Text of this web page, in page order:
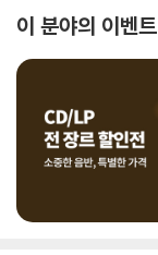
이 분야의 이벤트